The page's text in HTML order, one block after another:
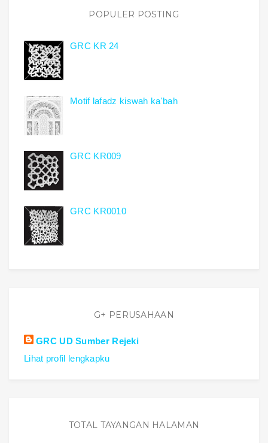
POPULER POSTING
GRC KR 24
Motif lafadz kiswah ka'bah
GRC KR009
GRC KR0010
G+ PERUSAHAAN
GRC UD Sumber Rejeki
Lihat profil lengkapku
TOTAL TAYANGAN HALAMAN